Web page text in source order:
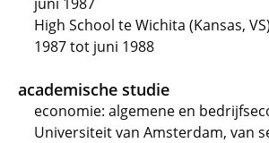
High School te Wichita (Kansas,
1987 tot juni 1988
academische studie
economie: algemene en
Universiteit van Amsterdam, van